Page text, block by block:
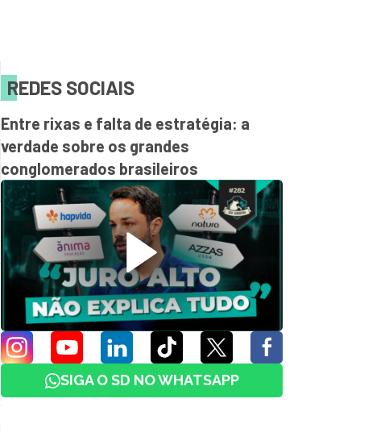
REDES SOCIAIS
Entre rixas e falta de estratégia: a
verdade sobre os grandes
conglomerados brasileiros
SIGA O SD NO WHATSAPP